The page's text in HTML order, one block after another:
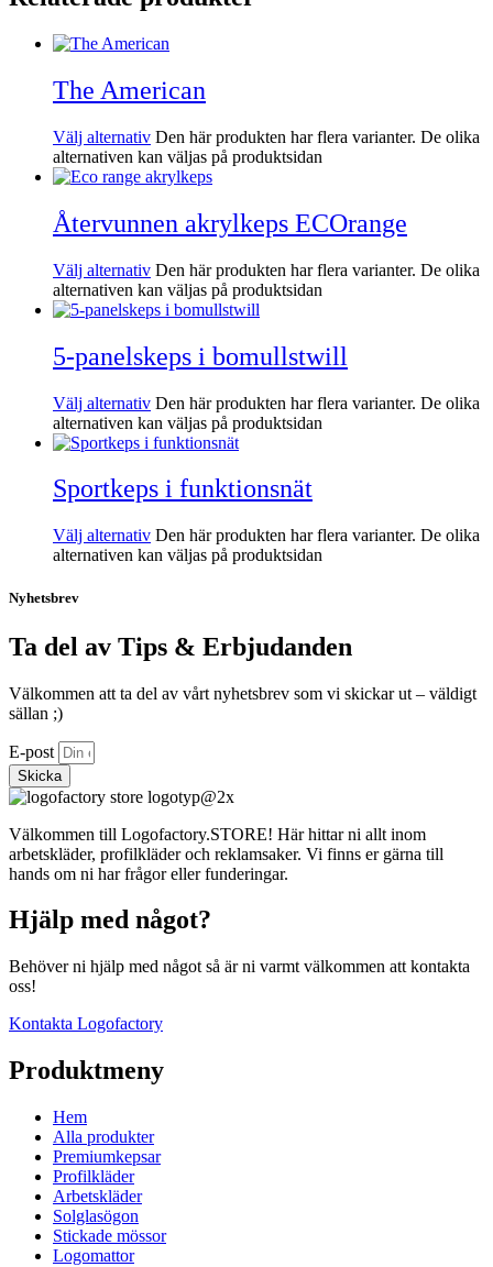
The American
Välj alternativ Den här produkten har flera varianter. De olika
alternativen kan väljas på produktsidan
Återvunnen akrylkeps ECOrange
Välj alternativ Den här produkten har flera varianter. De olika
alternativen kan väljas på produktsidan
5-panelskeps i bomullstwill
Välj alternativ Den här produkten har flera varianter. De olika
alternativen kan väljas på produktsidan
Sportkeps i funktionsnät
Välj alternativ Den här produkten har flera varianter. De olika
alternativen kan väljas på produktsidan
Nyhetsbrev
Ta del av Tips & Erbjudanden
Välkommen att ta del av vårt nyhetsbrev som vi skickar ut – väldigt
sällan ;)
E-post
Skicka
Välkommen till Logofactory.STORE! Här hittar ni allt inom
arbetskläder, profilkläder och reklamsaker. Vi finns er gärna till
hands om ni har frågor eller funderingar.
Hjälp med något?
Behöver ni hjälp med något så är ni varmt välkommen att kontakta
oss!
Kontakta Logofactory
Produktmeny
Hem
Alla produkter
Premiumkepsar
Profilkläder
Arbetskläder
Solglasögon
Stickade mössor
Logomattor